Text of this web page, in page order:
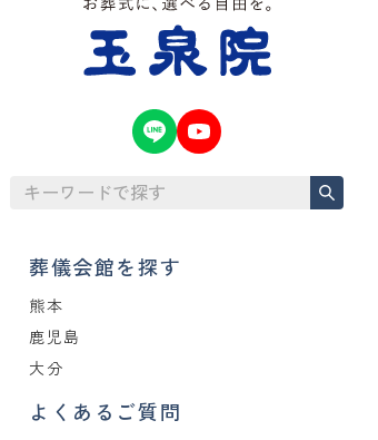
葬儀会館を探す
熊本
鹿児島
大分
よくあるご質問